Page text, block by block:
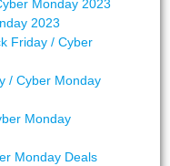
Monday 2023
2023
Friday / Cyber
/ Cyber Monday
Monday
Monday Deals